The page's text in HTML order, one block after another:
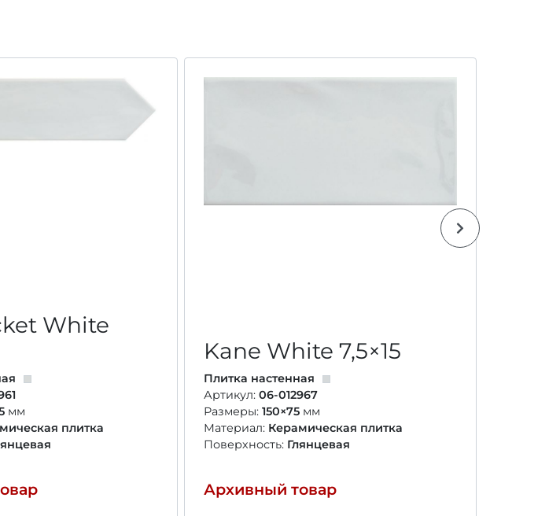
White
мм
плитка
Kane White 7,5×15
Плитка настенная
Артикул: 06-012967
Размеры: 150×75 мм
Материал: Керамическая плитка
Поверхность: Глянцевая
Архивный товар